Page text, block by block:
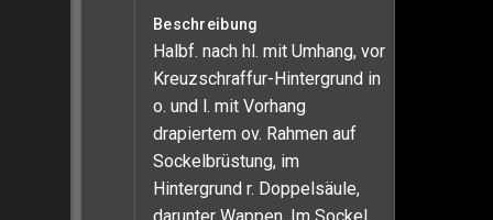
Beschreibung
Halbf. nach hl. mit Umhang, vor
Kreuzschraffur-Hintergrund in
o. und l. mit Vorhang
drapiertem ov. Rahmen auf
Sockelbrüstung, im
Hintergrund r. Doppelsäule,